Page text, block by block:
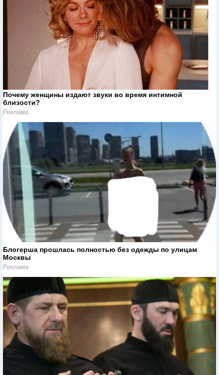
Почему женщины издают звуки во время интимной
близости?
Реклама
Блогерша прошлась полностью без одежды по улицам
Москвы
Реклама